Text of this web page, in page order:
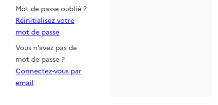
Mot de passe oublié ?
Réinitialisez votre
mot de passe
Vous n’avez pas de
mot de passe ?
Connectez-vous par
email